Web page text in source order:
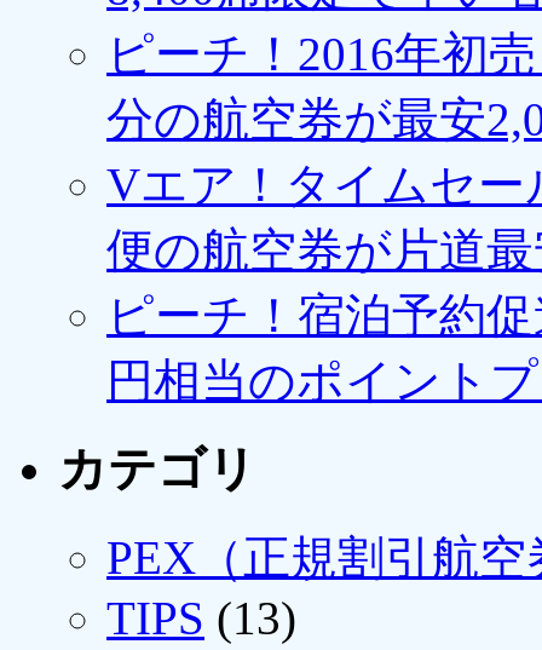
ピーチ！2016年初
分の航空券が最安
Vエア！タイムセー
便の航空券が片道最
ピーチ！宿泊予約
円相当のポイント
カテゴリ
PEX（正規割引航空
TIPS (13)